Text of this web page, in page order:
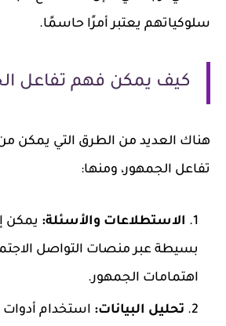
سلوكياتهم يعتبر أمرًا حاسمًا.
كيف يمكن فهم تفاعل
هناك العديد من الطرق التي يمكن من
تفاعل الجمهور، ومنها:
الاستطلاعات والأسئلة: يمكن
بسيطة عبر منصات التواصل
اهتمامات الجمهور.
تحليل البيانات: استخدام أدوات